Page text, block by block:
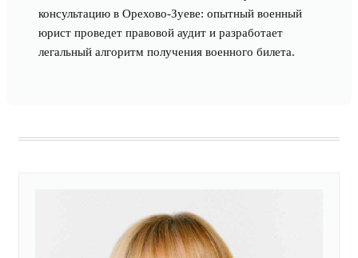
консультацию в Орехово-Зуеве: опытный военный
юрист проведет правовой аудит и разработает
легальный алгоритм получения военного билета.